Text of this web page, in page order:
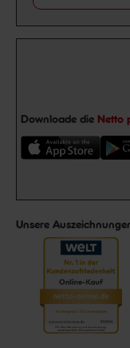
Downloade die Netto
Unsere